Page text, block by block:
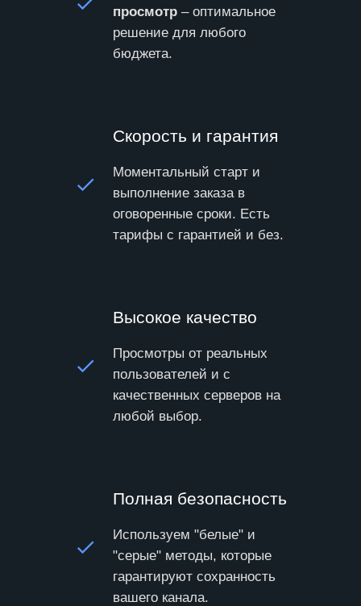
просмотр – оптимальное
решение для любого
бюджета.
Скорость и гарантия
Моментальный старт и
выполнение заказа в
оговоренные сроки. Есть
тарифы с гарантией и без.
Высокое качество
Просмотры от реальных
пользователей и с
качественных серверов на
любой выбор.
Полная безопасность
Используем "белые" и
"серые" методы, которые
гарантируют сохранность
вашего канала.